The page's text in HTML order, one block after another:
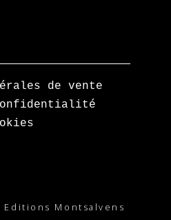
de vente
Montsalvens